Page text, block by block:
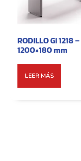
RODILLO GI 1218 –
1200×180 mm
LEER MÁS